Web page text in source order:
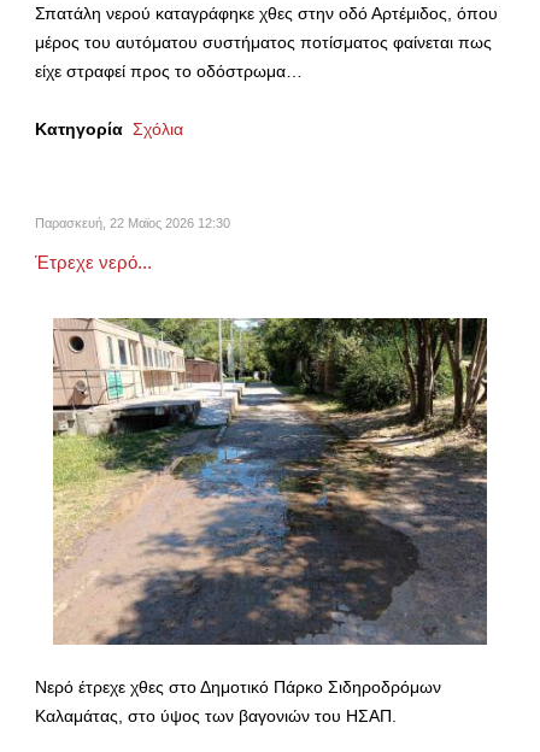
Σπατάλη νερού καταγράφηκε χθες στην οδό Αρτέμιδος, όπου
μέρος του αυτόματου συστήματος ποτίσματος φαίνεται πως
είχε στραφεί προς το οδόστρωμα…
Κατηγορία Σχόλια
Παρασκευή, 22 Μαϊος 2026 12:30
Έτρεχε νερό...
Νερό έτρεχε χθες στο Δημοτικό Πάρκο Σιδηροδρόμων
Καλαμάτας, στο ύψος των βαγονιών του ΗΣΑΠ.